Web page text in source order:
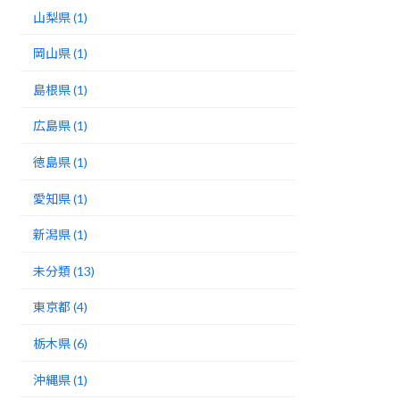
山梨県 (1)
岡山県 (1)
島根県 (1)
広島県 (1)
徳島県 (1)
愛知県 (1)
新潟県 (1)
未分類 (13)
東京都 (4)
栃木県 (6)
沖縄県 (1)